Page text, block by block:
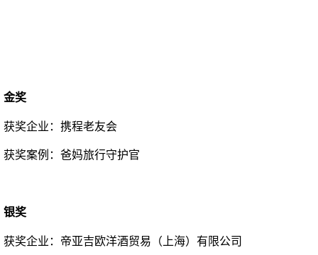
金奖
获奖企业： 携程老友会
获奖案例： 爸妈旅行守护官
银奖
获奖企业： 帝亚吉欧洋酒贸易（上海）有限公司